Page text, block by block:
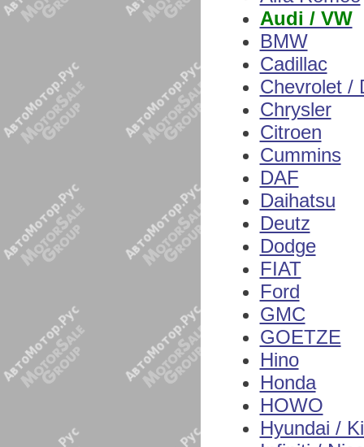
Audi / VW
BMW
Cadillac
Chevrolet /
Chrysler
Citroen
Cummins
DAF
Daihatsu
Deutz
Dodge
FIAT
Ford
GMC
GOETZE
Hino
Honda
HOWO
Hyundai /